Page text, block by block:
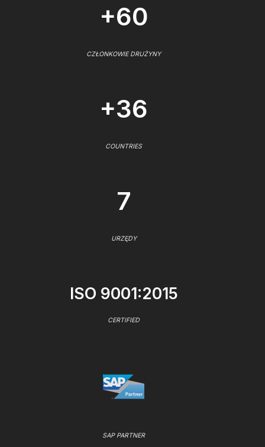
+60
CZŁONKOWIE DRUŻYNY
+36
COUNTRIES
7
URZĘDY
ISO 9001:2015
CERTIFIED
SAP PARTNER